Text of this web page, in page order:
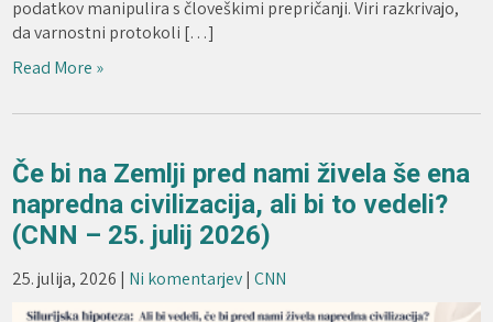
podatkov manipulira s človeškimi prepričanji. Viri razkrivajo,
da varnostni protokoli […]
Read More »
Če bi na Zemlji pred nami živela še ena
napredna civilizacija, ali bi to vedeli?
(CNN – 25. julij 2026)
25. julija, 2026 | Ni komentarjev|CNN